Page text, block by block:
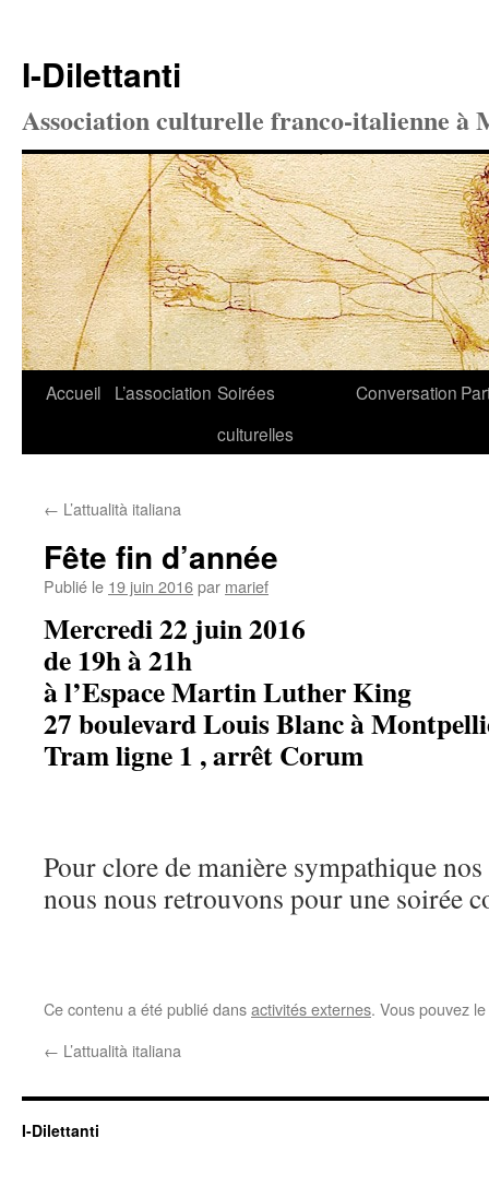
I-Dilettanti
Association culturelle franco-italienne à
Aller
Accueil L’association Soirées
culturelles
Conversation
← L’attualità italiana
Fête fin d’année
Publié le 19 juin 2016par marief
Mercredi 22 juin 2016
de 19h à 21h
à l’Espace Martin Luther King
27 boulevard Louis Blanc à
Tram ligne 1 , arrêt Corum
Pour clore de manière sympathique
nous nous retrouvons pour une soirée
Ce contenu a été publié dansactivités externes. Vous pouvez
← L’attualità italiana
I-Dilettanti